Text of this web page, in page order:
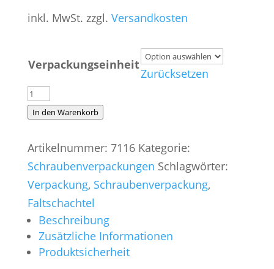
inkl. MwSt. zzgl. Versandkosten
Verpackungseinheit
Zurücksetzen
Schraubenverpackung
165x86x75
In den Warenkorb
Artikelnummer: 7116 Kategorie:
Schraubenverpackungen Schlagwörter:
Verpackung, Schraubenverpackung,
Faltschachtel
Beschreibung
Zusätzliche Informationen
Produktsicherheit